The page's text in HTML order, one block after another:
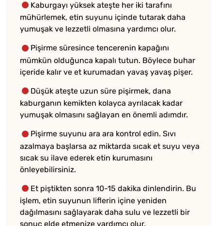
Kaburgayı yüksek ateşte her iki tarafını
mühürlemek, etin suyunu içinde tutarak daha
yumuşak ve lezzetli olmasına yardımcı olur.
Pişirme süresince tencerenin kapağını
mümkün olduğunca kapalı tutun. Böylece buhar
içeride kalır ve et kurumadan yavaş yavaş pişer.
Düşük ateşte uzun süre pişirmek, dana
kaburganın kemikten kolayca ayrılacak kadar
yumuşak olmasını sağlayan en önemli adımdır.
Pişirme suyunu ara ara kontrol edin. Sıvı
azalmaya başlarsa az miktarda sıcak et suyu veya
sıcak su ilave ederek etin kurumasını
önleyebilirsiniz.
Et piştikten sonra 10-15 dakika dinlendirin. Bu
işlem, etin suyunun liflerin içine yeniden
dağılmasını sağlayarak daha sulu ve lezzetli bir
sonuç elde etmenize yardımcı olur.